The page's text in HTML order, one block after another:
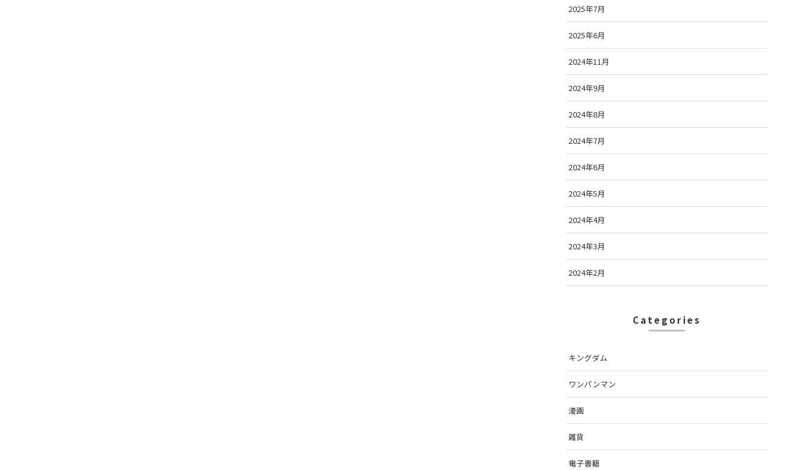
2025年7月
2025年6月
2024年11月
2024年9月
2024年8月
2024年7月
2024年6月
2024年5月
2024年4月
2024年3月
2024年2月
Categories
キングダム
ワンパンマン
漫画
雑貨
電子書籍